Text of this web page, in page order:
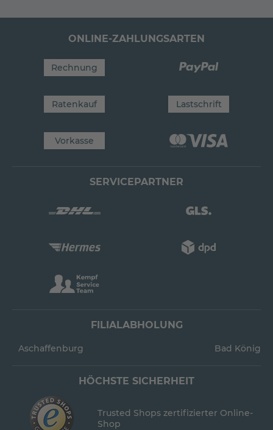
ONLINE-ZAHLUNGSARTEN
Rechnung
Ratenkauf Lastschrift
Vorkasse
SERVICEPARTNER
FILIALABHOLUNG
Aschaffenburg Bad König
HÖCHSTE SICHERHEIT
Trusted Shops zertifizierter Online-
Shop